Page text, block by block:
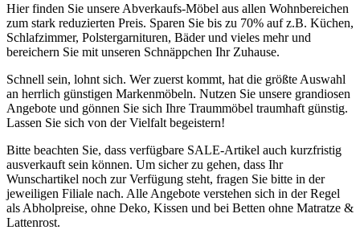
Hier finden Sie unsere Abverkaufs-Möbel aus allen Wohnbereichen
zum stark reduzierten Preis. Sparen Sie bis zu 70% auf z.B. Küchen,
Schlafzimmer, Polstergarnituren, Bäder und vieles mehr und
bereichern Sie mit unseren Schnäppchen Ihr Zuhause.
Schnell sein, lohnt sich. Wer zuerst kommt, hat die größte Auswahl
an herrlich günstigen Markenmöbeln. Nutzen Sie unsere grandiosen
Angebote und gönnen Sie sich Ihre Traummöbel traumhaft günstig.
Lassen Sie sich von der Vielfalt begeistern!
Bitte beachten Sie, dass verfügbare SALE-Artikel auch kurzfristig
ausverkauft sein können. Um sicher zu gehen, dass Ihr
Wunschartikel noch zur Verfügung steht, fragen Sie bitte in der
jeweiligen Filiale nach. Alle Angebote verstehen sich in der Regel
als Abholpreise, ohne Deko, Kissen und bei Betten ohne Matratze &
Lattenrost.